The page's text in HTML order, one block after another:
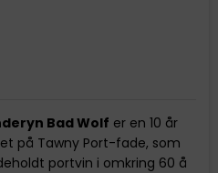
Bad Wolf er en 10 år
på Tawny Port-fade, som
portvin i omkring 60 å